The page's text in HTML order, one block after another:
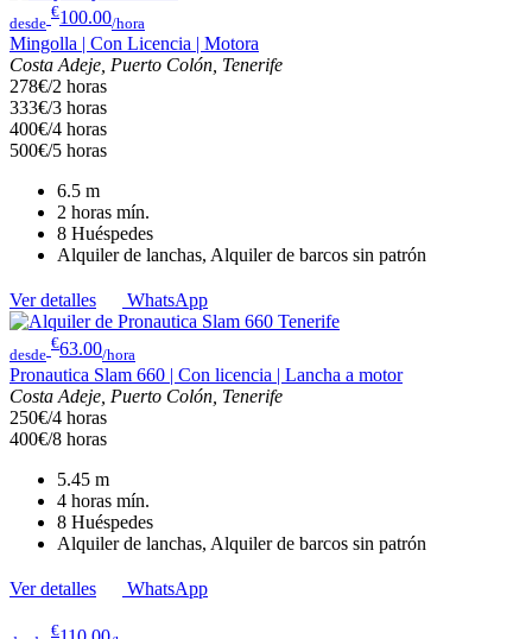
desde
€100.00/hora
Mingolla | Con Licencia | Motora
Costa Adeje, Puerto Colón, Tenerife
278€/2 horas
333€/3 horas
400€/4 horas
500€/5 horas
6.5 m
2 horas mín.
8 Huéspedes
Alquiler de lanchas, Alquiler de barcos sin patrón
Ver detalles WhatsApp
desde
€63.00/hora
Pronautica Slam 660 | Con licencia | Lancha a motor
Costa Adeje, Puerto Colón, Tenerife
250€/4 horas
400€/8 horas
5.45 m
4 horas mín.
8 Huéspedes
Alquiler de lanchas, Alquiler de barcos sin patrón
Ver detalles WhatsApp
€